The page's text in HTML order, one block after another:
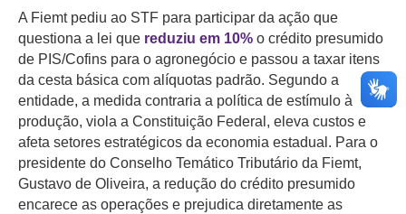
A Fiemt pediu ao STF para participar da ação que
questiona a lei que reduziu em 10% o crédito presumido
de PIS/Cofins para o agronegócio e passou a taxar itens
da cesta básica com alíquotas padrão. Segundo a
entidade, a medida contraria a política de estímulo à
produção, viola a Constituição Federal, eleva custos e
afeta setores estratégicos da economia estadual. Para o
presidente do Conselho Temático Tributário da Fiemt,
Gustavo de Oliveira, a redução do crédito presumido
encarece as operações e prejudica diretamente as